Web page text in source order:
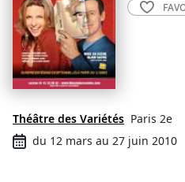
Théâtre des Variétés Paris 2e
du 12 mars au 27 juin 2010